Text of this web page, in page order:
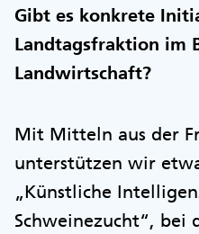
Gibt es konkrete
Landtagsfraktion im
Landwirtschaft?
Mit Mitteln aus der
unterstützen wir
„Künstliche
Schweinezucht“, bei